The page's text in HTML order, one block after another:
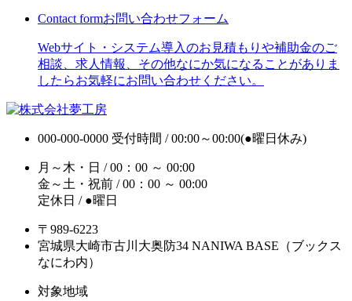
Contact formお問い合わせフォーム
Webサイト・システム導入のお見積もりや補助金のご
相談、求人情報、その他なにか気になることがありま
したらお気軽にお問い合わせください。
000-000-0000 受付時間 / 00:00～00:00(●曜日休み)
月～木・日 / 00：00 ～ 00:00
金～土・祝前 / 00：00 ～ 00:00
定休日 / ●曜日
〒989-6223
宮城県大崎市古川大奥防34 NANIWA BASE（ブックス
なにわ内）
対象地域